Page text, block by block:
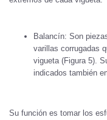
Balancín: Son
varillas corrugadas
vigueta (Figura 5).
indicados también
Su función es tomar los